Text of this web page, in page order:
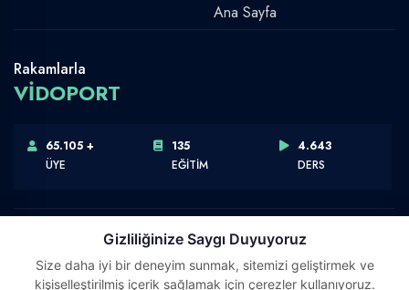
Ana Sayfa
Rakamlarla
VİDOPORT
65.105 +
ÜYE
135
EĞİTİM
4.643
DERS
Telif Hakkı © 2026 Vidoport, Inc.
Gizliliğinize Saygı Duyuyoruz
Size daha iyi bir deneyim sunmak, sitemizi geliştirmek ve
kişiselleştirilmiş içerik sağlamak için çerezler kullanıyoruz.